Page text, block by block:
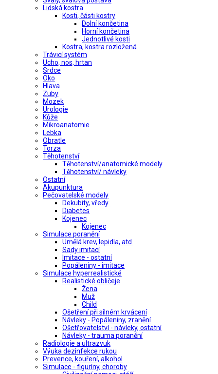
Lidská kostra
Kosti, části kostry
Dolní končetina
Horní končetina
Jednotlivé kosti
Kostra, kostra rozložená
Trávicí systém
Ucho, nos, hrtan
Srdce
Oko
Hlava
Zuby
Mozek
Urologie
Kůže
Mikroanatomie
Lebka
Obratle
Torza
Těhotenství
Těhotenství/anatomické modely
Těhotenství/ návleky
Ostatní
Akupunktura
Pečovatelské modely
Dekubity, vředy..
Diabetes
Kojenec
Kojenec
Simulace poranění
Umělá krev, lepidla, atd.
Sady imitací
Imitace - ostatní
Popáleniny - imitace
Simulace hyperrealistické
Realistické obličeje
Žena
Muž
Child
Ošetření při silném krvácení
Návleky - Popáleniny, zranění
Ošetřovatelství - návleky, ostatní
Návleky - trauma poranění
Radiologie a ultrazvuk
Výuka dezinfekce rukou
Prevence, kouření, alkohol
Simulace - figuríny, choroby